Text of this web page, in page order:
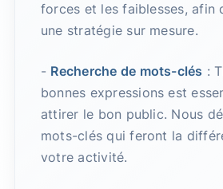
forces et les faiblesses, afin
une stratégie sur mesure.
- Recherche de mots-clés :
bonnes expressions est
attirer le bon public. Nous
mots-clés qui feront la
votre activité.